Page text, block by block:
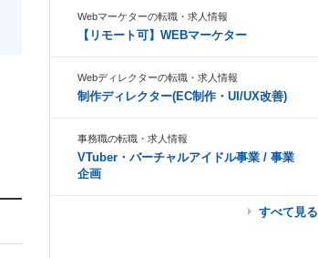
Webマーケターの転職・求人情報
【リモート可】WEBマーケター
Webディレクターの転職・求人情報
制作ディレクター(EC制作・UI/UX改善)
事務職の転職・求人情報
VTuber・バーチャルアイドル事業 / 事業
企画
すべて見る